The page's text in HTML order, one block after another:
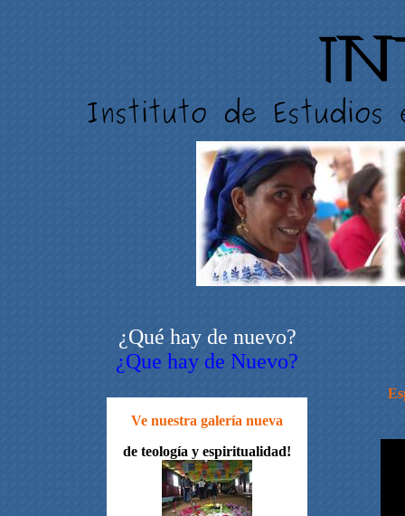
¿Qué hay de nuevo?
¿Que hay de Nuevo?
Ve nuestra galería nueva
de teología y espiritualidad!